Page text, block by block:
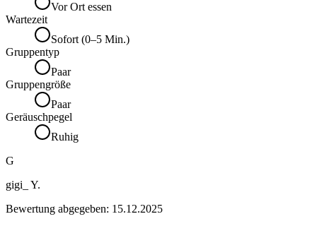
Vor Ort essen
Wartezeit
Sofort (0–5 Min.)
Gruppentyp
Paar
Gruppengröße
Paar
Geräuschpegel
Ruhig
G
gigi_ Y.
Bewertung abgegeben: 15.12.2025